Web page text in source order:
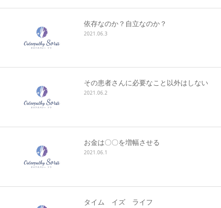
依存なのか？自立なのか？
2021.06.3
その患者さんに必要なこと以外はしない
2021.06.2
お金は〇〇を増幅させる
2021.06.1
タイム イズ ライフ